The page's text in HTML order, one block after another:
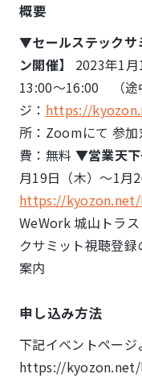
概要
▼セールステックサ
ン開催】
2023年1
13:00～16:00 （途
ジ： https://
所：Zoomにて 参加
費：無料 ▼営業天下
月19日（木）～1月
https://
WeWork 城山トラ
クサミット視聴登
案内
申し込み方法
下記イベントページ
https://